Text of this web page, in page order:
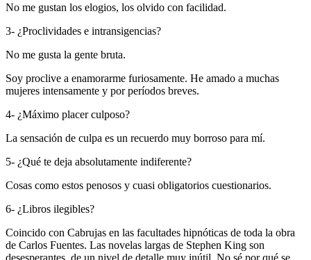
No me gustan los elogios, los olvido con facilidad.
3- ¿Proclividades e intransigencias?
No me gusta la gente bruta.
Soy proclive a enamorarme furiosamente. He amado a muchas
mujeres intensamente y por períodos breves.
4- ¿Máximo placer culposo?
La sensación de culpa es un recuerdo muy borroso para mí.
5- ¿Qué te deja absolutamente indiferente?
Cosas como estos penosos y cuasi obligatorios cuestionarios.
6- ¿Libros ilegibles?
Coincido con Cabrujas en las facultades hipnóticas de toda la obra
de Carlos Fuentes. Las novelas largas de Stephen King son
desesperantes, de un nivel de detalle muy inútil. No sé por qué se